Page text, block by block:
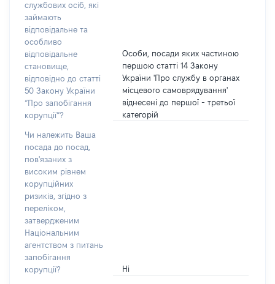
службових осіб, які
займають
відповідальне та
особливо
відповідальне
становище,
відповідно до статті
50 Закону України
“Про запобігання
корупції”?
Особи, посади яких частиною
першою статті 14 Закону
України 'Про службу в органах
місцевого самоврядування'
віднесені до першої - третьої
категорій
Чи належить Ваша
посада до посад,
пов'язаних з
високим рівнем
корупційних
ризиків, згідно з
переліком,
затвердженим
Національним
агентством з питань
запобігання
корупції?
Ні